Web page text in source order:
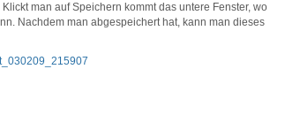
man auf Speichern kommt das untere Fenster, wo
Nachdem man abgespeichert hat, kann man dieses